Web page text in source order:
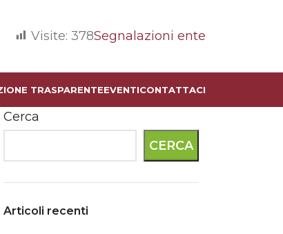
Visite: 378Segnalazioni ente
TRASPARENTEEVENTICONTATTACI
Cerca
CERCA
Articoli recenti